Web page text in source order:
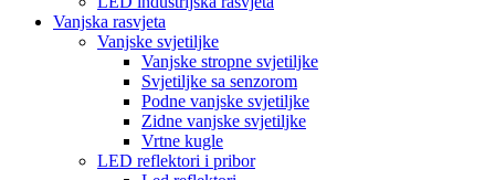
Vanjska rasvjeta
Vanjske svjetiljke
Vanjske stropne svjetiljke
Svjetiljke sa senzorom
Podne vanjske svjetiljke
Zidne vanjske svjetiljke
Vrtne kugle
LED reflektori i pribor